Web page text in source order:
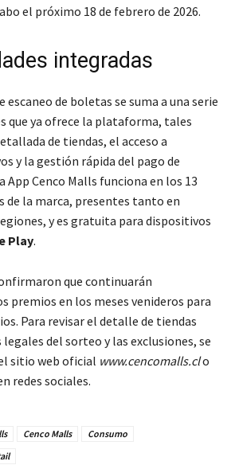
el próximo 18 de febrero de 2026.
integradas
de boletas se suma a una serie
que ya ofrece la plataforma, tales
de tiendas, el acceso a
y la gestión rápida del pago de
Cenco Malls funciona en los 13
de la marca, presentes tanto en
y es gratuita para dispositivos
Play.
que continuarán
premios en los meses venideros para
Para revisar el detalle de tiendas
legales del sorteo y las exclusiones, se
sitio web oficial www.cencomalls.clo
redes sociales.
Cenco Malls
Consumo